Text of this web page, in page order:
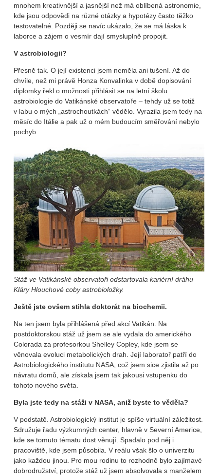
mnohem kreativnější a jasnější než má oblíbená astronomie,
kde jsou odpovědi na různé otázky a hypotézy často těžko
testovatelné. Později se navíc ukázalo, že se má láska k
laborce a zájem o vesmír dají smysluplně propojit.
V astrobiologii?
Přesně tak. O její existenci jsem neměla ani tušení. Až do
chvíle, než mi právě Honza Konvalinka v době dopisování
diplomky řekl o možnosti přihlásit se na letní školu
astrobiologie do Vatikánské observatoře – tehdy už se totiž
v labu o mých „astrochoutkách“ vědělo. Vyrazila jsem tedy na
měsíc do Itálie a pak už o mém budoucím směřování nebylo
pochyb.
Stáž ve Vatikánské observatoři odstartovala kariérní dráhu
Kláry Hlouchové coby astrobioložky.
Ještě jste ovšem stihla doktorát na biochemii.
Na ten jsem byla přihlášená před akcí Vatikán. Na
postdoktorskou stáž už jsem se ale vydala do amerického
Colorada za profesorkou Shelley Copley, kde jsem se
věnovala evoluci metabolických drah. Její laboratoř patří do
Astrobiologického institutu NASA, což jsem sice zjistila až po
návratu domů, ale získala jsem tak jakousi vstupenku do
tohoto nového světa.
Byla jste tedy na stáži v NASA, aniž byste to věděla?
V podstatě. Astrobiologický institut je spíše virtuální záležitost.
Sdružuje řadu výzkumných center, hlavně v Severní Americe,
kde se tomuto tématu dost věnují. Spadalo pod něj i
pracoviště, kde jsem působila. V reálu však šlo o univerzitu
jako každou jinou. Pro mou rodinu to rozhodně bylo zajímavé
dobrodružství, protože stáž už jsem absolvovala s manželem